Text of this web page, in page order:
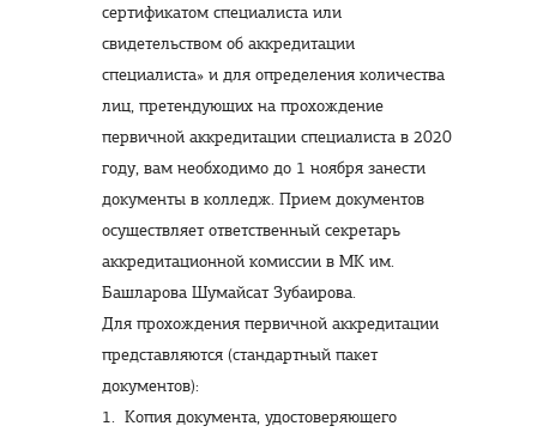
сертификатом специалиста или
свидетельством об аккредитации
специалиста» и для определения количества
лиц, претендующих на прохождение
первичной аккредитации специалиста в 2020
году, вам необходимо до 1 ноября занести
документы в колледж. Прием документов
осуществляет ответственный секретарь
аккредитационной комиссии в МК им.
Башларова Шумайсат Зубаирова.
Для прохождения первичной аккредитации
представляются (стандартный пакет
документов):
1. Копия документа, удостоверяющего